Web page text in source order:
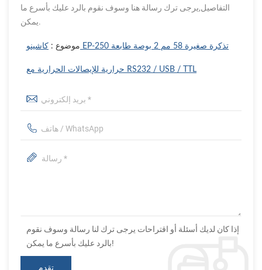
التفاصيل,يرجى ترك رسالة هنا وسوف نقوم بالرد عليك بأسرع ما
يمكن.
موضوع : كاشينو EP-250 تذكرة صغيرة 58 مم 2 بوصة طابعة
حرارية للإيصالات الحرارية مع RS232 / USB / TTL
إذا كان لديك أسئلة أو اقتراحات يرجى ترك لنا رسالة وسوف نقوم
بالرد عليك بأسرع ما يمكن!